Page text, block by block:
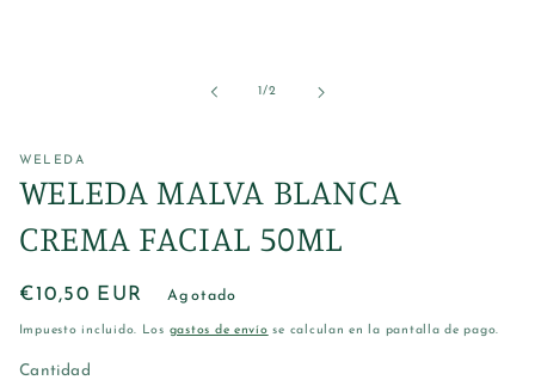
modal
1/de
2
WELEDA
WELEDA MALVA BLANCA
CREMA FACIAL 50ML
Precio
habitual
€10,50 EUR Agotado
Impuesto incluido. Los gastos de envío se calculan en la pantalla de pago.
Cantidad